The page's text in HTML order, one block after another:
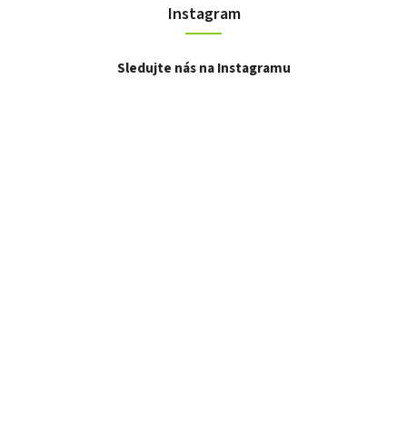
Instagram
Sledujte nás na Instagramu